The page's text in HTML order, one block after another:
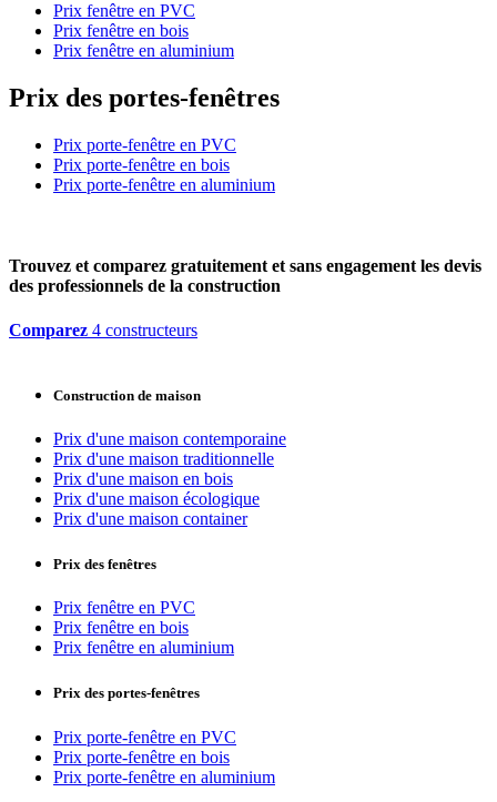
Prix fenêtre en PVC
Prix fenêtre en bois
Prix fenêtre en aluminium
Prix des portes-fenêtres
Prix porte-fenêtre en PVC
Prix porte-fenêtre en bois
Prix porte-fenêtre en aluminium
Trouvez et comparez gratuitement et sans engagement les devis
des professionnels de la construction
Comparez 4 constructeurs
Construction de maison
Prix d'une maison contemporaine
Prix d'une maison traditionnelle
Prix d'une maison en bois
Prix d'une maison écologique
Prix d'une maison container
Prix des fenêtres
Prix fenêtre en PVC
Prix fenêtre en bois
Prix fenêtre en aluminium
Prix des portes-fenêtres
Prix porte-fenêtre en PVC
Prix porte-fenêtre en bois
Prix porte-fenêtre en aluminium